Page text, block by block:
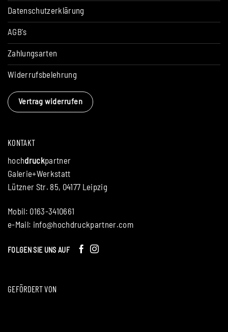
KONTAKT
hochdruckpartner
Galerie+Werkstatt
Lützner Str. 85, 04177 Leipzig
Mobil: 0163-3410661
e-Mail: info@hochdruckpartner.com
FOLGEN SIE UNS AUF
GEFÖRDERT VON
Datenschutzerklärung
AGB's
Zahlungsarten
Widerrufsbelehrung
Vertrag widerrufen